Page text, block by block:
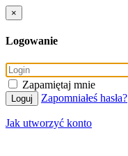
×
Logowanie
Zapamiętaj mnie
Loguj Zapomniałeś hasła?
Jak utworzyć konto